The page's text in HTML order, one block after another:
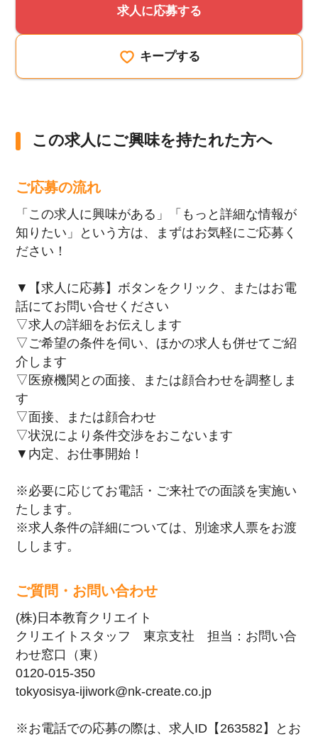
求人に応募する
キープする
この求人にご興味を持たれた方へ
ご応募の流れ
「この求人に興味がある」「もっと詳細な情報が
知りたい」という方は、まずはお気軽にご応募く
ださい！
▼【求人に応募】ボタンをクリック、またはお電
話にてお問い合せください
▽求人の詳細をお伝えします
▽ご希望の条件を伺い、ほかの求人も併せてご紹
介します
▽医療機関との面接、または顔合わせを調整しま
す
▽面接、または顔合わせ
▽状況により条件交渉をおこないます
▼内定、お仕事開始！
※必要に応じてお電話・ご来社での面談を実施い
たします。
※求人条件の詳細については、別途求人票をお渡
しします。
ご質問・お問い合わせ
(株)日本教育クリエイト
クリエイトスタッフ 東京支社 担当：お問い合
わせ窓口（東）
0120-015-350
tokyosisya-ijiwork@nk-create.co.jp
※お電話での応募の際は、求人ID【263582】とお